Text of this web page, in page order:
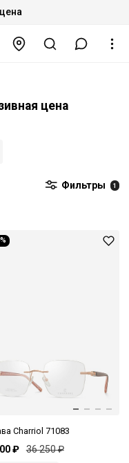
цена
Фильтры 1
Charriol 71083
₽ 36 250 ₽